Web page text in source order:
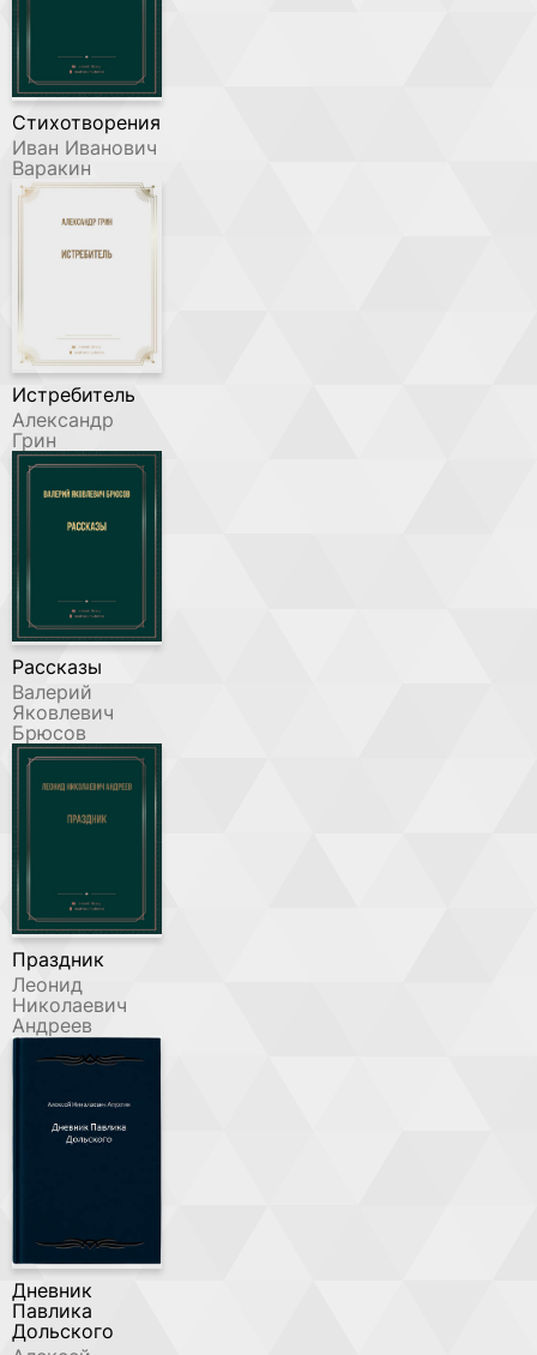
Стихотворения
Иван Иванович
Варакин
Истребитель
Александр
Грин
Рассказы
Валерий
Яковлевич
Брюсов
Праздник
Леонид
Николаевич
Андреев
Дневник
Павлика
Дольского